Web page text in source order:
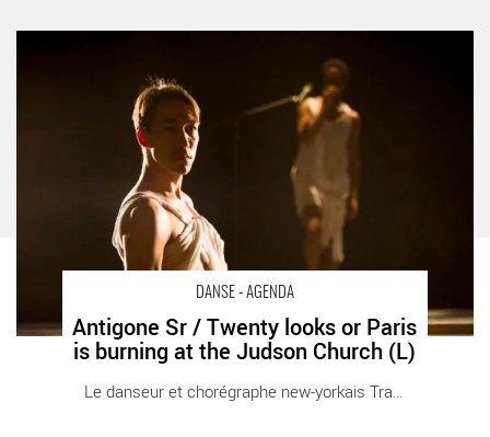
DANSE - AGENDA
Antigone Sr / Twenty looks or Paris
is burning at the Judson Church (L)
Le danseur et chorégraphe new-yorkais Trajal [...]
Church (L) - Critique sortie Danse Paris Centre Pompidou